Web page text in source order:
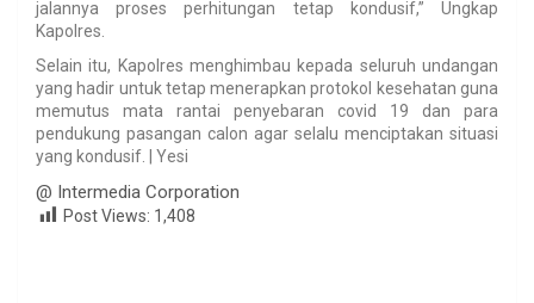
jalannya proses perhitungan tetap kondusif,” Ungkap
Kapolres.
Selain itu, Kapolres menghimbau kepada seluruh undangan
yang hadir untuk tetap menerapkan protokol kesehatan guna
memutus mata rantai penyebaran covid 19 dan para
pendukung pasangan calon agar selalu menciptakan situasi
yang kondusif. | Yesi
@ Intermedia Corporation
Post Views: 1,408